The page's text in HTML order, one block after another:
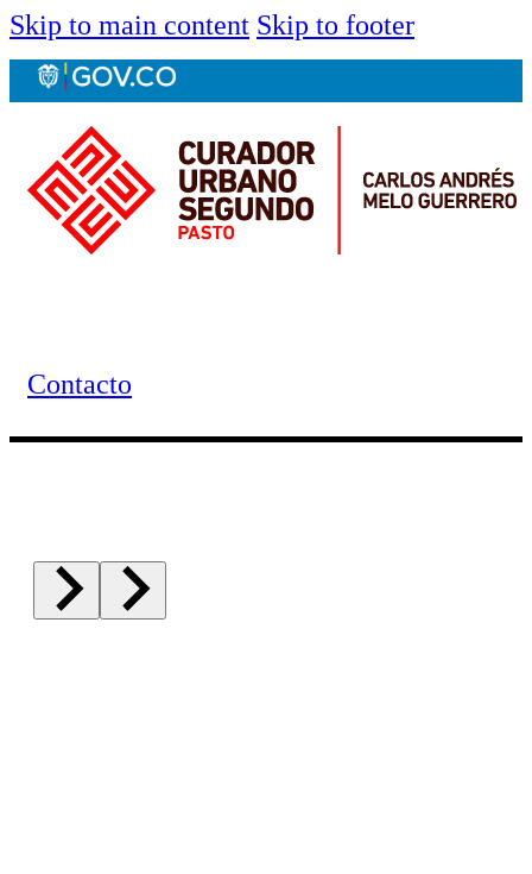
Skip to main content Skip to footer
Contacto